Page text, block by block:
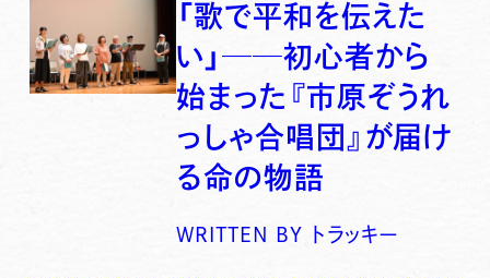
「歌で平和を伝えた
い」──初心者から
始まった『市原ぞうれ
っしゃ合唱団』が届け
る命の物語
WRITTEN BY トラッキー